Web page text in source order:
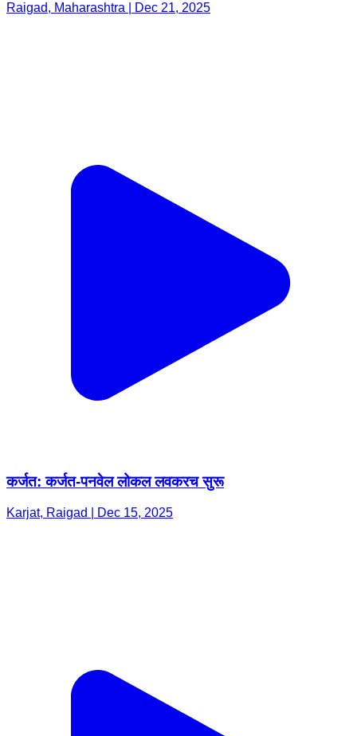
Raigad, Maharashtra | Dec 21, 2025
कर्जत: कर्जत-पनवेल लोकल लवकरच सुरू
Karjat, Raigad | Dec 15, 2025